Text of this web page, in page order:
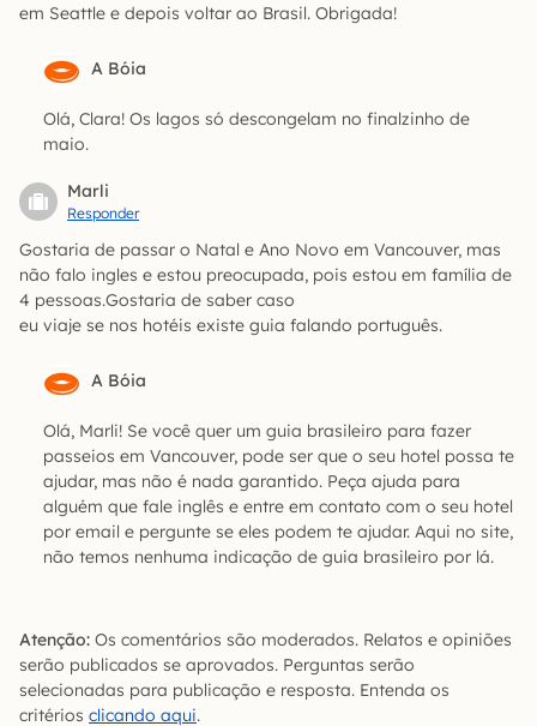
em Seattle e depois voltar ao Brasil. Obrigada!
A Bóia
Olá, Clara! Os lagos só descongelam no finalzinho de
maio.
Marli
Responder
Gostaria de passar o Natal e Ano Novo em Vancouver, mas
não falo ingles e estou preocupada, pois estou em família de
4 pessoas.Gostaria de saber caso
eu viaje se nos hotéis existe guia falando português.
A Bóia
Olá, Marli! Se você quer um guia brasileiro para fazer
passeios em Vancouver, pode ser que o seu hotel possa te
ajudar, mas não é nada garantido. Peça ajuda para
alguém que fale inglês e entre em contato com o seu hotel
por email e pergunte se eles podem te ajudar. Aqui no site,
não temos nenhuma indicação de guia brasileiro por lá.
Atenção: Os comentários são moderados. Relatos e opiniões
serão publicados se aprovados. Perguntas serão
selecionadas para publicação e resposta. Entenda os
critérios clicando aqui.